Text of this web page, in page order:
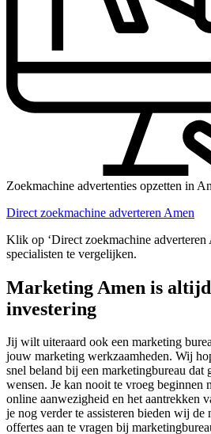
Zoekmachine advertenties opzetten in
Direct zoekmachine adverteren Amen
Klik op ‘Direct zoekmachine adverteren
specialisten te vergelijken.
Marketing Amen is altijd
investering
Jij wilt uiteraard ook een marketing
jouw marketing werkzaamheden. Wij
snel beland bij een marketingbureau dat
wensen. Je kan nooit te vroeg beginnen
online aanwezigheid en het aantrekken
je nog verder te assisteren bieden wij
offertes aan te vragen bij